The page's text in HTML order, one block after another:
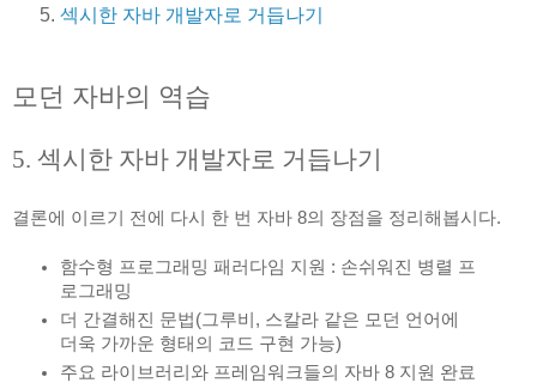
섹시한 자바 개발자로 거듭나기
모던 자바의 역습
5. 섹시한 자바 개발자로 거듭나기
결론에 이르기 전에 다시 한 번 자바 8의 장점을 정리해봅시다.
함수형 프로그래밍 패러다임 지원 : 손쉬워진 병렬 프
로그래밍
더 간결해진 문법(그루비, 스칼라 같은 모던 언어에
더욱 가까운 형태의 코드 구현 가능)
주요 라이브러리와 프레임워크들의 자바 8 지원 완료